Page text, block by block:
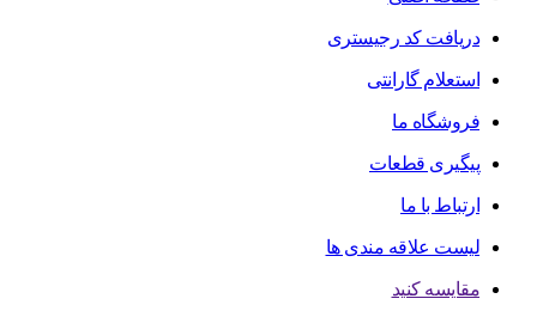
دریافت کد رجیستری
استعلام گارانتی
فروشگاه ما
پیگیری قطعات
ارتباط با ما
لیست علاقه مندی ها
مقایسه کنید